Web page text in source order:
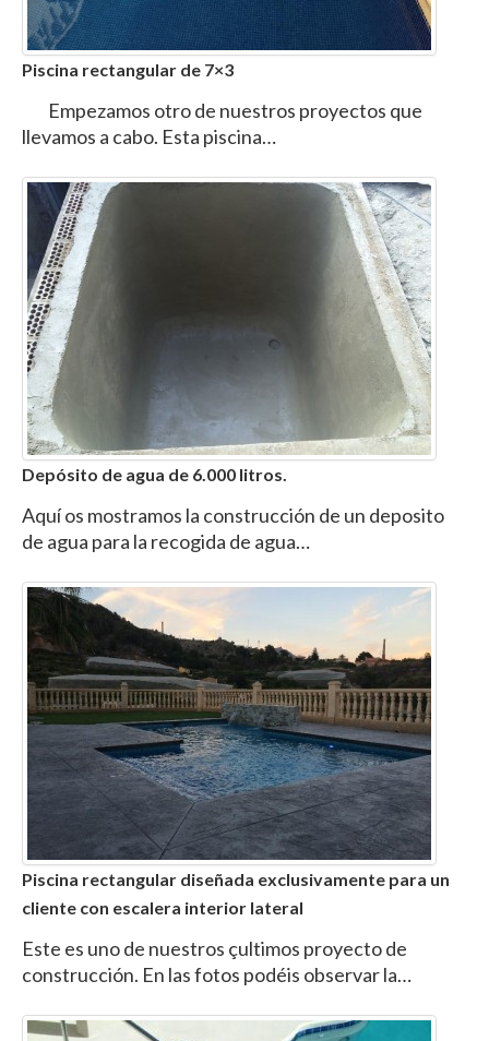
Piscina rectangular de 7×3
Empezamos otro de nuestros proyectos que
llevamos a cabo. Esta piscina…
Depósito de agua de 6.000 litros.
Aquí os mostramos la construcción de un deposito
de agua para la recogida de agua…
Piscina rectangular diseñada exclusivamente para un
cliente con escalera interior lateral
Este es uno de nuestros çultimos proyecto de
construcción. En las fotos podéis observar la…